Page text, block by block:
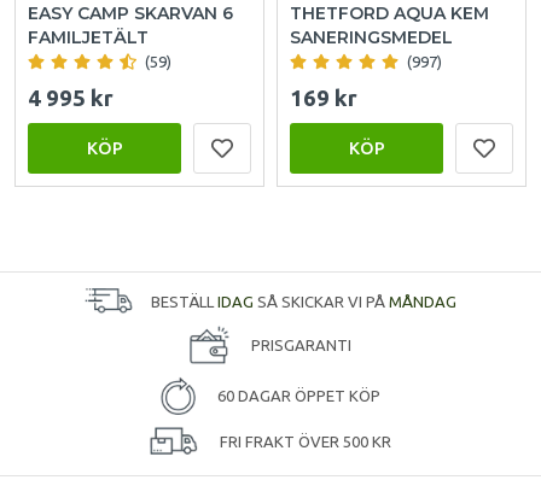
EASY CAMP SKARVAN 6
FAMILJETÄLT
(59)
4 995 kr
KÖP
THETFORD AQUA KEM
SANERINGSMEDEL
(997)
169 kr
KÖP
BESTÄLL IDAG SÅ SKICKAR VI PÅ MÅNDAG
PRISGARANTI
60 DAGAR ÖPPET KÖP
FRI FRAKT ÖVER 500 KR